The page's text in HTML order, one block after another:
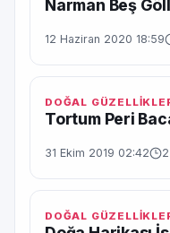
Narman Beş
12 Haziran 2020 18:59
DOĞAL
Tortum Peri
31 Ekim 2019 02:42
DOĞAL